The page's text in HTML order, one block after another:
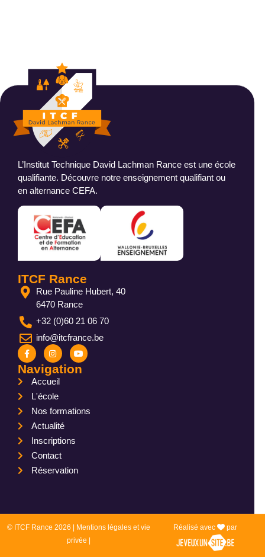
L’Institut Technique David Lachman Rance est une école
qualifiante. Découvre notre enseignement qualifiant ou
en alternance CEFA.
ITCF Rance
Rue Pauline Hubert, 40
6470 Rance
+32 (0)60 21 06 70
info@itcfrance.be
Navigation
Accueil
L'école
Nos formations
Actualité
Inscriptions
Contact
Réservation
© ITCF Rance 2026 |
Mentions légales et vie
privée
Réalisé avec par